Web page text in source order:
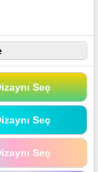
Seç
Seç
Seç